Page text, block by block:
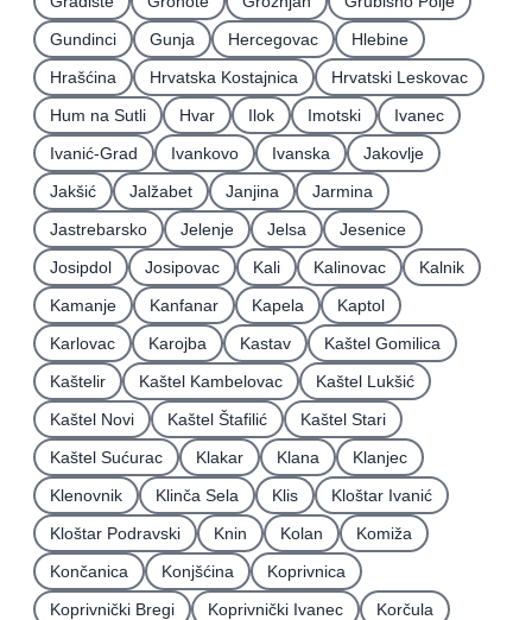
Gundinci
Gunja Hercegovac
Hlebine
Hrašćina
Hrvatska Kostajnica
Hrvatski Leskovac
Hum na Sutli
Hvar Ilok Imotski
Ivanec
Ivanić-Grad
Ivankovo Ivanska
Jakovlje
Jakšić
Jalžabet Janjina
Jarmina
Jastrebarsko
Jelenje Jelsa
Jesenice
Josipdol
Josipovac Kali Kalinovac
Kalnik
Kamanje
Kanfanar Kapela
Kaptol
Karlovac
Karojba Kastav
Kaštel Gomilica
Kaštelir
Kaštel Kambelovac
Kaštel Lukšić
Kaštel Novi
Kaštel Štafilić
Kaštel Stari
Kaštel Sućurac
Klakar Klana
Klanjec
Klenovnik
Klinča Sela Klis
Kloštar Ivanić
Kloštar Podravski
Knin Kolan
Komiža
Končanica
Konjšćina
Koprivnica
Koprivnički Bregi
Koprivnički Ivanec
Korčula